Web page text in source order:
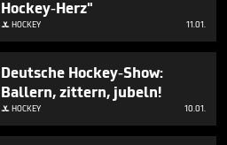
Hockey-Herz"
HOCKEY 11.01.
Deutsche Hockey-Show:
Ballern, zittern, jubeln!
HOCKEY 10.01.